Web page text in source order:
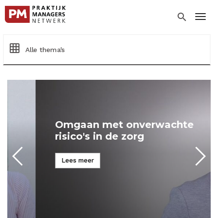
Overslaan
naar
inhoud
search
grid_on Alle thema's
Omgaan met onverwachte
risico's in de zorg
Lees meer